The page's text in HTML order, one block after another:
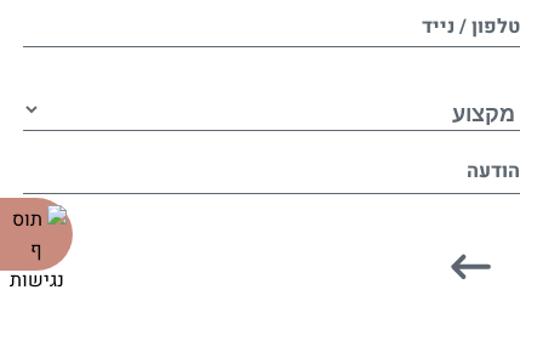
טלפון / נייד
הודעה